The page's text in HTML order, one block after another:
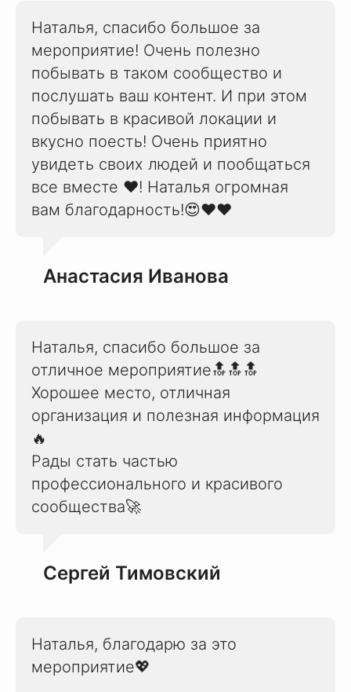
Наталья, спасибо большое за
мероприятие! Очень полезно
побывать в таком сообщество и
послушать ваш контент. И при этом
побывать в красивой локации и
вкусно поесть! Очень приятно
увидеть своих людей и пообщаться
все вместе ❤️! Наталья огромная
вам благодарность!😍❤️❤️
Анастасия Иванова
Наталья, спасибо большое за
отличное мероприятие🔝🔝🔝
Хорошее место, отличная
организация и полезная информация
🔥
Рады стать частью
профессионального и красивого
сообщества🚀
Сергей Тимовский
Наталья, благодарю за это
мероприятие💖